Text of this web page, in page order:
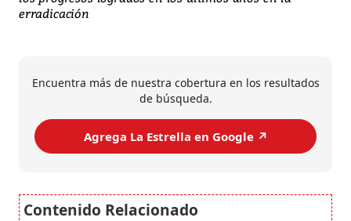
erradicación
Encuentra más de nuestra cobertura en los resultados
de búsqueda.
Agrega La Estrella en Google ↗️